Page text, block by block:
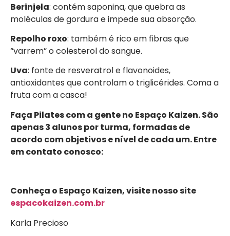
Berinjela: contém saponina, que quebra as
moléculas de gordura e impede sua absorção.
Repolho roxo: também é rico em fibras que
“varrem” o colesterol do sangue.
Uva: fonte de resveratrol e flavonoides,
antioxidantes que controlam o triglicérides. Coma a
fruta com a casca!
Faça Pilates com a gente no Espaço Kaizen. São
apenas 3 alunos por turma, formadas de
acordo com objetivos e nível de cada um. Entre
em contato conosco:
Conheça o Espaço Kaizen, visite nosso site
espacokaizen.com.br
Karla Precioso